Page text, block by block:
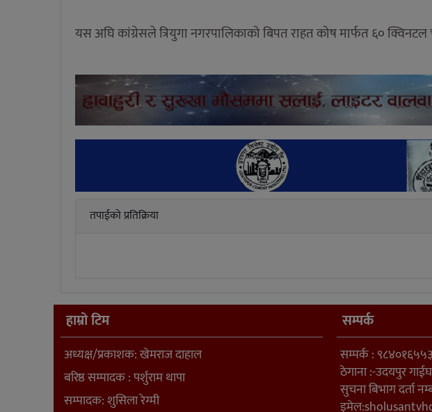
यस अघि कांग्रेसले त्रियुगा नगरपालिकाको बिपत राहत कोष मार्फत ६०
तपाईको प्रतिक्रिया
हाम्रो टिम
अध्यक्ष/प्रकाशक: खेमराज दाहाल
बरिष्ठ सम्पादक : पर्शुराम थापा
सम्पादक: शुसिला रेग्मी
सम्पर्क
सम्पर्क :
ठेगाना :-उदयपुर
सुचना बिभाग दर्ता
इमेल: